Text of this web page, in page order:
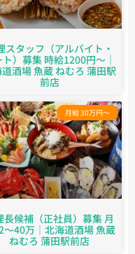
スタッフ（アルバイト・
ト）募集 時給1200円～｜
酒場 魚蔵 ねむろ 蒲田駅
前店
月給 30万円～
長候補（正社員）募集 月
～40万｜北海道酒場 魚蔵
ねむろ 蒲田駅前店